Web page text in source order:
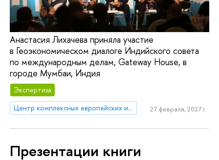
Анастасия Лихачева приняла участие
в Геоэкономическом диалоге Индийского совета
по международным делам, Gateway House, в
городе Мумбаи, Индия
Экспертиза
Центр комплексных европейских и международных исследований (ЦКЕМИ)
27 февраля, 2017 г.
Презентации книги